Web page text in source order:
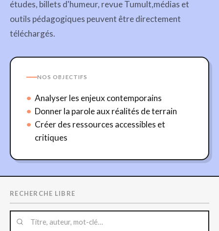
études, billets d'humeur, revue Tumult,médias et
outils pédagogiques peuvent être directement
téléchargés.
NOS OBJECTIFS
Analyser les enjeux contemporains
Donner la parole aux réalités de terrain
Créer des ressources accessibles et
critiques
RECHERCHE LIBRE